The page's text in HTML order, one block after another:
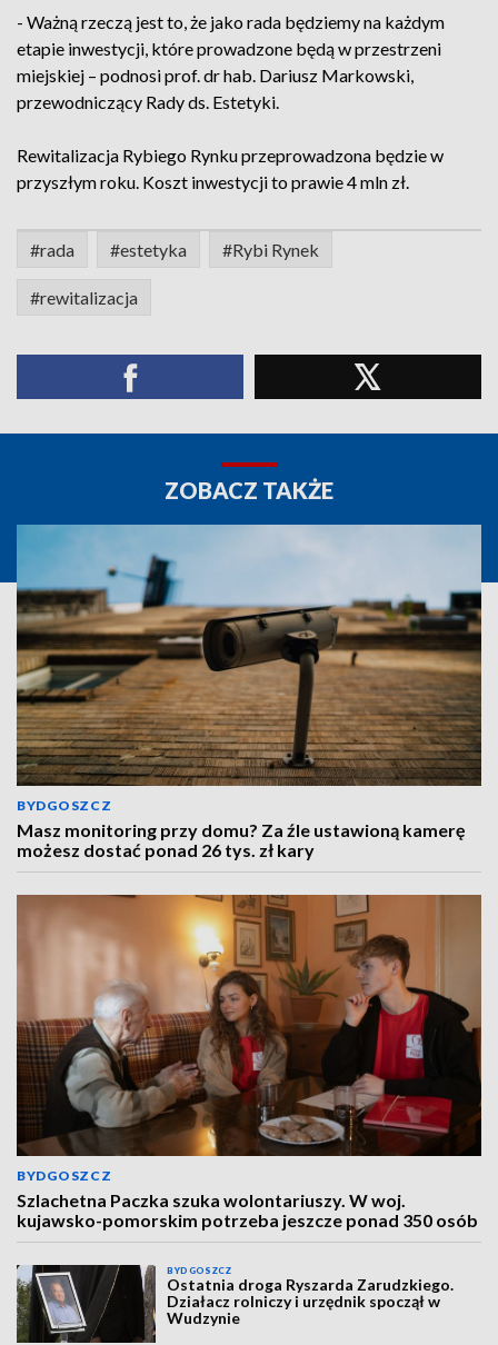
- Ważną rzeczą jest to, że jako rada będziemy na każdym
etapie inwestycji, które prowadzone będą w przestrzeni
miejskiej – podnosi prof. dr hab. Dariusz Markowski,
przewodniczący Rady ds. Estetyki.
Rewitalizacja Rybiego Rynku przeprowadzona będzie w
przyszłym roku. Koszt inwestycji to prawie 4 mln zł.
#rada #estetyka #Rybi Rynek
#rewitalizacja
ZOBACZ TAKŻE
BYDGOSZCZ
Masz monitoring przy domu? Za źle ustawioną kamerę
możesz dostać ponad 26 tys. zł kary
BYDGOSZCZ
Szlachetna Paczka szuka wolontariuszy. W woj.
kujawsko-pomorskim potrzeba jeszcze ponad 350 osób
BYDGOSZCZ
Ostatnia droga Ryszarda Zarudzkiego.
Działacz rolniczy i urzędnik spoczął w
Wudzynie